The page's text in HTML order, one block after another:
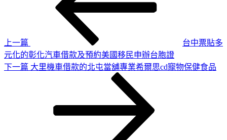
上一篇
台中票貼多
元化的彰化汽車借款及預約美國移民申辦台胞證
下
下一篇 大里機車借款的北屯當舖專業希爾思cd寵物保健食品